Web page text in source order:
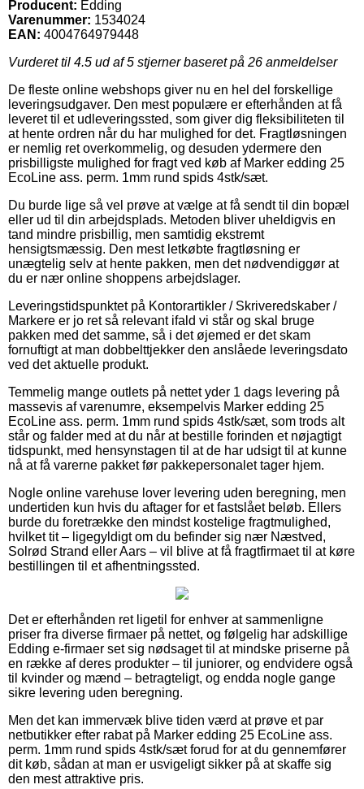
Producent: Edding
Varenummer: 1534024
EAN: 4004764979448
Vurderet til 4.5 ud af 5 stjerner baseret på 26 anmeldelser
De fleste online webshops giver nu en hel del forskellige
leveringsudgaver. Den mest populære er efterhånden at få
leveret til et udleveringssted, som giver dig fleksibiliteten til
at hente ordren når du har mulighed for det. Fragtløsningen
er nemlig ret overkommelig, og desuden ydermere den
prisbilligste mulighed for fragt ved køb af Marker edding 25
EcoLine ass. perm. 1mm rund spids 4stk/sæt.
Du burde lige så vel prøve at vælge at få sendt til din bopæl
eller ud til din arbejdsplads. Metoden bliver uheldigvis en
tand mindre prisbillig, men samtidig ekstremt
hensigtsmæssig. Den mest letkøbte fragtløsning er
unægtelig selv at hente pakken, men det nødvendiggør at
du er nær online shoppens arbejdslager.
Leveringstidspunktet på Kontorartikler / Skriveredskaber /
Markere er jo ret så relevant ifald vi står og skal bruge
pakken med det samme, så i det øjemed er det skam
fornuftigt at man dobbelttjekker den anslåede leveringsdato
ved det aktuelle produkt.
Temmelig mange outlets på nettet yder 1 dags levering på
massevis af varenumre, eksempelvis Marker edding 25
EcoLine ass. perm. 1mm rund spids 4stk/sæt, som trods alt
står og falder med at du når at bestille forinden et nøjagtigt
tidspunkt, med hensynstagen til at de har udsigt til at kunne
nå at få varerne pakket før pakkepersonalet tager hjem.
Nogle online varehuse lover levering uden beregning, men
undertiden kun hvis du aftager for et fastslået beløb. Ellers
burde du foretrække den mindst kostelige fragtmulighed,
hvilket tit – ligegyldigt om du befinder sig nær Næstved,
Solrød Strand eller Aars – vil blive at få fragtfirmaet til at køre
bestillingen til et afhentningssted.
Det er efterhånden ret ligetil for enhver at sammenligne
priser fra diverse firmaer på nettet, og følgelig har adskillige
Edding e-firmaer set sig nødsaget til at mindske priserne på
en række af deres produkter – til juniorer, og endvidere også
til kvinder og mænd – betragteligt, og endda nogle gange
sikre levering uden beregning.
Men det kan immervæk blive tiden værd at prøve et par
netbutikker efter rabat på Marker edding 25 EcoLine ass.
perm. 1mm rund spids 4stk/sæt forud for at du gennemfører
dit køb, sådan at man er usvigeligt sikker på at skaffe sig
den mest attraktive pris.